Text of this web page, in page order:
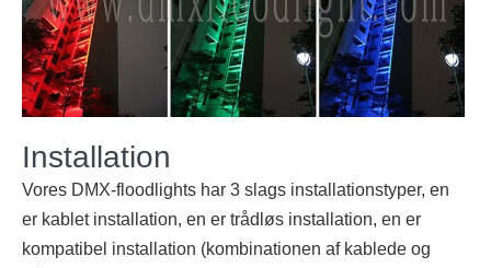
Installation
Vores DMX-floodlights har 3 slags installationstyper, en
er kablet installation, en er trådløs installation, en er
kompatibel installation (kombinationen af kablede og